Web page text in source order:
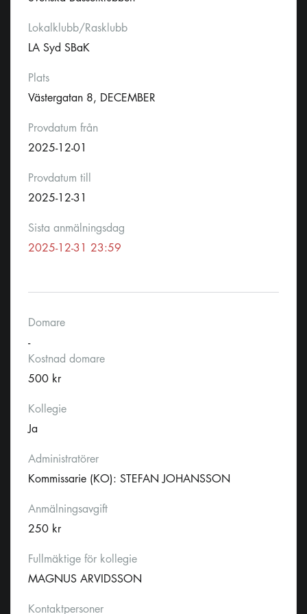
Lokalklubb/Rasklubb
LA Syd SBaK
Plats
Västergatan 8, DECEMBER
Provdatum från
2025-12-01
Provdatum till
2025-12-31
Sista anmälningsdag
2025-12-31 23:59
Domare
-
Kostnad domare
500 kr
Kollegie
Ja
Administratörer
Kommissarie (KO): STEFAN JOHANSSON
Anmälningsavgift
250 kr
Fullmäktige för kollegie
MAGNUS ARVIDSSON
Kontaktpersoner